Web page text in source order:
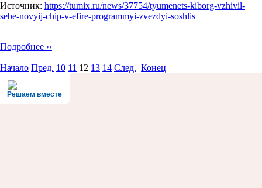
Источник: https://tumix.ru/news/37754/tyumenets-kiborg-vzhivil-
sebe-novyij-chip-v-efire-programmyi-zvezdyi-soshlis
Подробнее ››
Начало Пред. 10 11 12 13 14 След. Конец
Решаем вместе